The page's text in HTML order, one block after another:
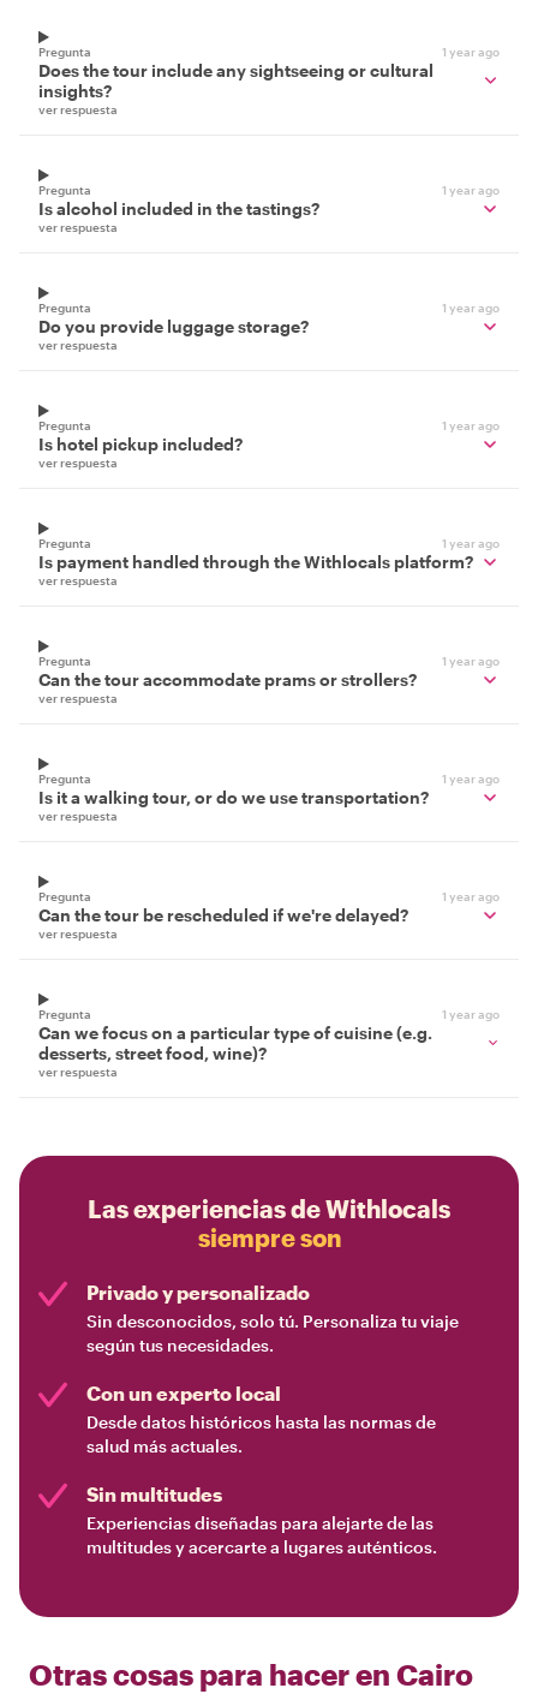
Pregunta 1 year ago
Does the tour include any sightseeing or cultural
insights?
ver respuesta
Pregunta 1 year ago
Is alcohol included in the tastings?
ver respuesta
Pregunta 1 year ago
Do you provide luggage storage?
ver respuesta
Pregunta 1 year ago
Is hotel pickup included?
ver respuesta
Pregunta 1 year ago
Is payment handled through the Withlocals platform?
ver respuesta
Pregunta 1 year ago
Can the tour accommodate prams or strollers?
ver respuesta
Pregunta 1 year ago
Is it a walking tour, or do we use transportation?
ver respuesta
Pregunta 1 year ago
Can the tour be rescheduled if we're delayed?
ver respuesta
Pregunta 1 year ago
Can we focus on a particular type of cuisine (e.g.
desserts, street food, wine)?
ver respuesta
Las experiencias de Withlocals
siempre son
Privado y personalizado
Sin desconocidos, solo tú. Personaliza tu viaje
según tus necesidades.
Con un experto local
Desde datos históricos hasta las normas de
salud más actuales.
Sin multitudes
Experiencias diseñadas para alejarte de las
multitudes y acercarte a lugares auténticos.
Otras cosas para hacer en Cairo